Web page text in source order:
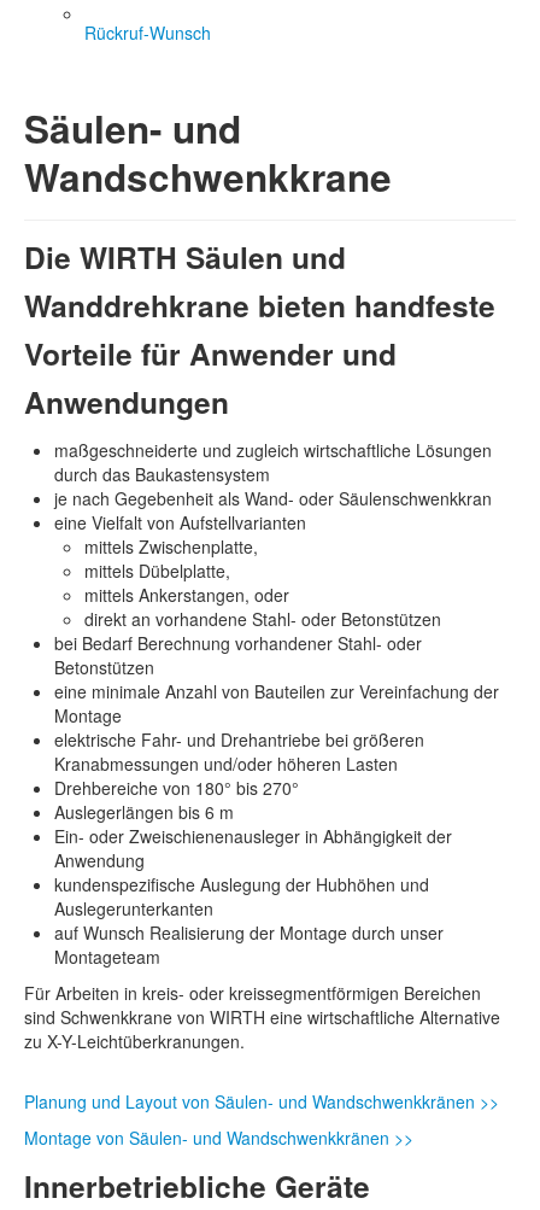
Rückruf-Wunsch
Säulen- und
Wandschwenkkrane
Die WIRTH Säulen und
Wanddrehkrane bieten handfeste
Vorteile für Anwender und
Anwendungen
maßgeschneiderte und zugleich wirtschaftliche Lösungen
durch das Baukastensystem
je nach Gegebenheit als Wand- oder Säulenschwenkkran
eine Vielfalt von Aufstellvarianten
mittels Zwischenplatte,
mittels Dübelplatte,
mittels Ankerstangen, oder
direkt an vorhandene Stahl- oder Betonstützen
bei Bedarf Berechnung vorhandener Stahl- oder
Betonstützen
eine minimale Anzahl von Bauteilen zur Vereinfachung der
Montage
elektrische Fahr- und Drehantriebe bei größeren
Kranabmessungen und/oder höheren Lasten
Drehbereiche von 180° bis 270°
Auslegerlängen bis 6 m
Ein- oder Zweischienenausleger in Abhängigkeit der
Anwendung
kundenspezifische Auslegung der Hubhöhen und
Auslegerunterkanten
auf Wunsch Realisierung der Montage durch unser
Montageteam
Für Arbeiten in kreis- oder kreissegmentförmigen Bereichen
sind Schwenkkrane von WIRTH eine wirtschaftliche Alternative
zu X-Y-Leichtüberkranungen.
Planung und Layout von Säulen- und Wandschwenkkränen >>
Montage von Säulen- und Wandschwenkkränen >>
Innerbetriebliche Geräte